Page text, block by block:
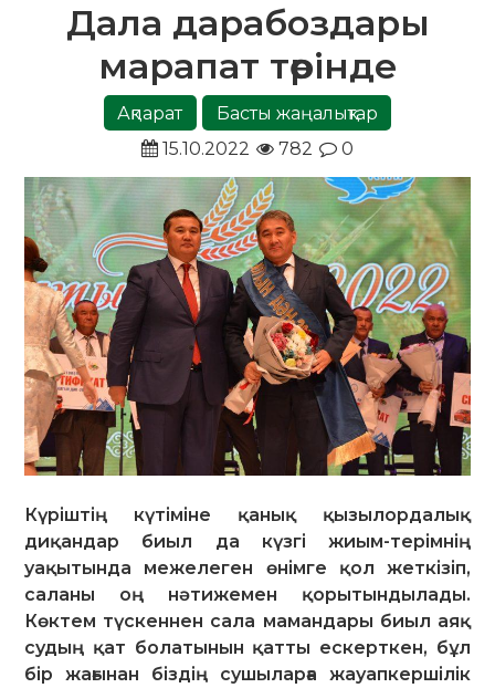
Дала дарабоздары
марапат төрінде
Ақпарат
Басты жаңалықтар
15.10.2022
782 0
Күріштің күтіміне қанық қызылордалық
диқандар биыл да күзгі жиым-терімнің
уақытында межелеген өнімге қол жеткізіп,
саланы оң нәтижемен қорытындылады.
Көктем түскеннен сала мамандары биыл аяқ
судың қат болатынын қатты ескерткен, бұл
бір жағынан біздің сушыларға жауапкершілік